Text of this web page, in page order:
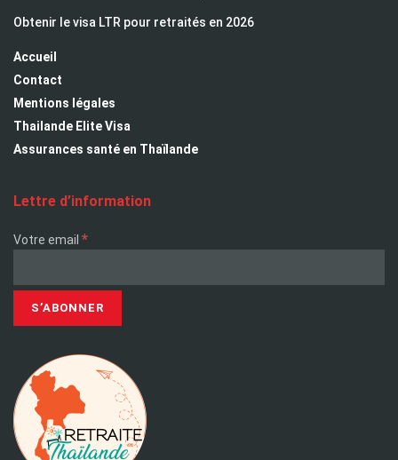
Obtenir le visa LTR pour retraités en 2026
Accueil
Contact
Mentions légales
Thailande Elite Visa
Assurances santé en Thaïlande
Lettre d’information
Votre email *